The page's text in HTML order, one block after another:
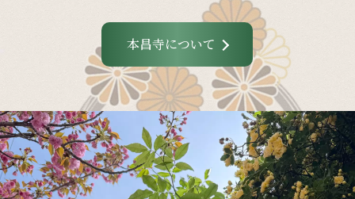
本昌寺について